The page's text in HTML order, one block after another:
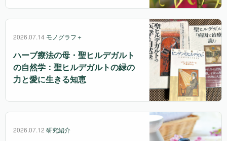
2026.07.14 モノグラフ＋
ハーブ療法の母・聖ヒルデガルト
の自然学：聖ヒルデガルトの緑の
力と愛に生きる知恵
2026.07.12 研究紹介